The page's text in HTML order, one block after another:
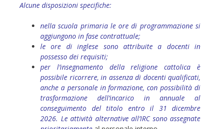
Alcune disposizioni specifiche:
nella scuola primaria le ore di programmazione si
aggiungono in fase contrattuale;
le ore di inglese sono attribuite a docenti in
possesso dei requisiti;
per l’insegnamento della religione cattolica è
possibile ricorrere, in assenza di docenti qualificati,
anche a personale in formazione, con possibilità di
trasformazione dell’incarico in annuale al
conseguimento del titolo entro il 31 dicembre
2026. Le attività alternative all’IRC sono assegnate